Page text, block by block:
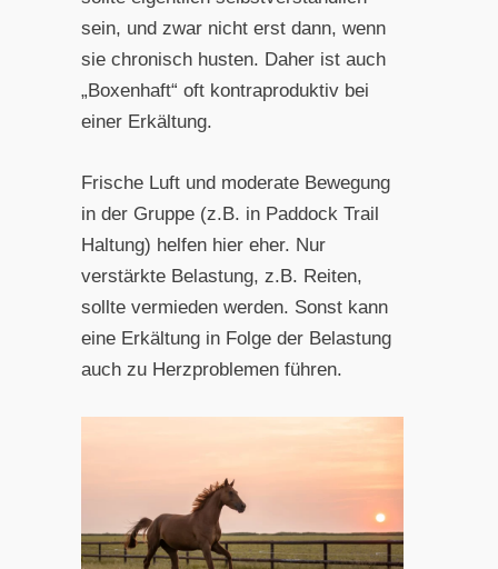
sein, und zwar nicht erst dann, wenn
sie chronisch husten. Daher ist auch
„Boxenhaft“ oft kontraproduktiv bei
einer Erkältung.
Frische Luft und moderate Bewegung
in der Gruppe (z.B. in Paddock Trail
Haltung) helfen hier eher. Nur
verstärkte Belastung, z.B. Reiten,
sollte vermieden werden. Sonst kann
eine Erkältung in Folge der Belastung
auch zu Herzproblemen führen.